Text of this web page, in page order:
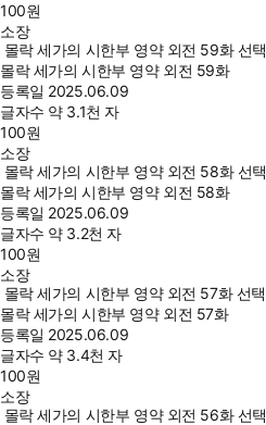
100원
소장
몰락 세가의 시한부 영약 외전 59화 선택
몰락 세가의 시한부 영약 외전 59화
등록일 2025.06.09
글자수 약 3.1천 자
100원
소장
몰락 세가의 시한부 영약 외전 58화 선택
몰락 세가의 시한부 영약 외전 58화
등록일 2025.06.09
글자수 약 3.2천 자
100원
소장
몰락 세가의 시한부 영약 외전 57화 선택
몰락 세가의 시한부 영약 외전 57화
등록일 2025.06.09
글자수 약 3.4천 자
100원
소장
몰락 세가의 시한부 영약 외전 56화 선택